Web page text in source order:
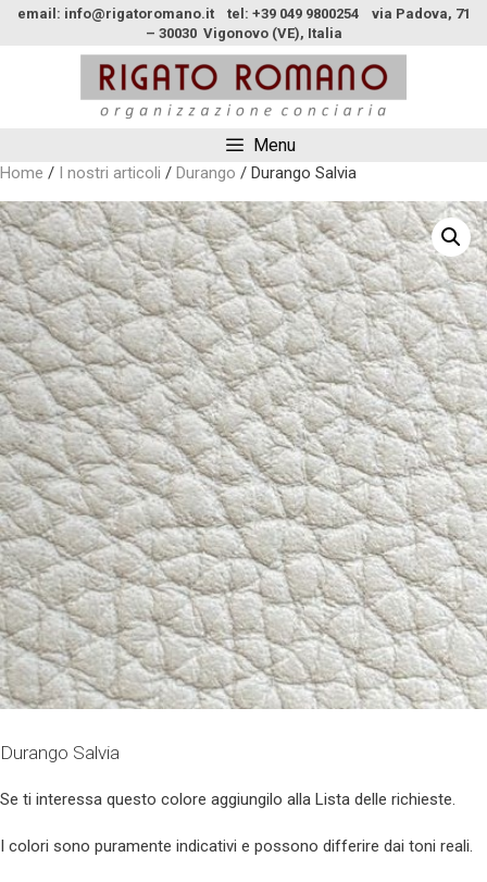
email: info@rigatoromano.it tel: +39 049 9800254 via Padova, 71
– 30030 Vigonovo (VE), Italia
Menu
Home / I nostri articoli / Durango / Durango Salvia
Durango Salvia
Se ti interessa questo colore aggiungilo alla Lista delle richieste.
I colori sono puramente indicativi e possono differire dai toni reali.